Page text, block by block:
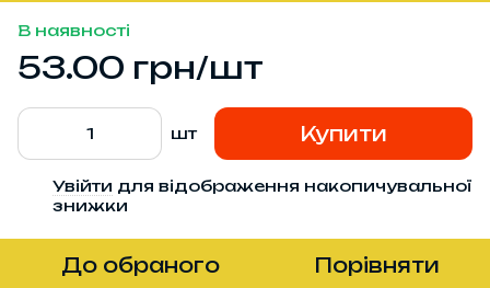
В наявності
53.00 грн/шт
шт Купити
Увійти для відображення накопичувальної
знижки
До обраного Порівняти